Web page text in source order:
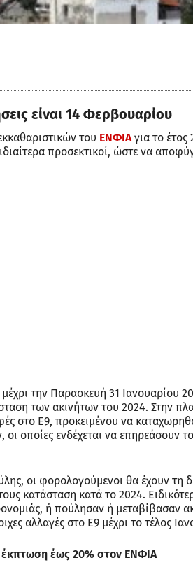
είναι 14 Φερβουαρίου
του ΕΝΦΙΑγια το έτος
ιδιαίτερα προσεκτικοί, ώστε να
την Παρασκευή 31 Ιανουαρίου
των ακινήτων του 2024. Στην
στο Ε9, προκειμένου να
οποίες ενδέχεται να επηρεάσουν
οι φορολογούμενοι θα έχουν τη
κατάσταση κατά το 2024.
ή πούλησαν ή μεταβίβασαν
αλλαγές στο Ε9 μέχρι το τέλος
έκπτωση έως 20% στον ΕΝΦΙΑ